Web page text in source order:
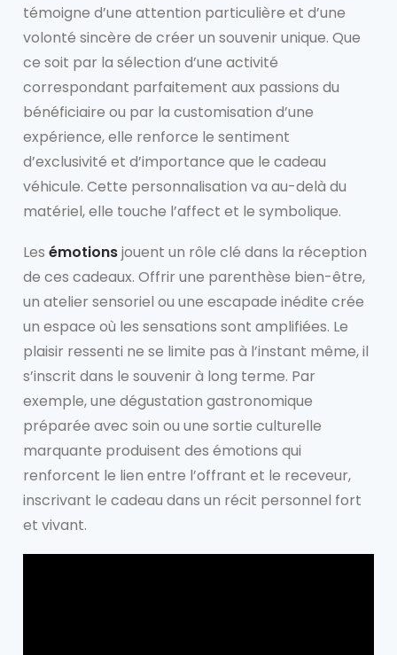
témoigne d’une attention particulière et d’une
volonté sincère de créer un souvenir unique. Que
ce soit par la sélection d’une activité
correspondant parfaitement aux passions du
bénéficiaire ou par la customisation d’une
expérience, elle renforce le sentiment
d’exclusivité et d’importance que le cadeau
véhicule. Cette personnalisation va au-delà du
matériel, elle touche l’affect et le symbolique.
Les émotionsjouent un rôle clé dans la réception
de ces cadeaux. Offrir une parenthèse bien-être,
un atelier sensoriel ou une escapade inédite crée
un espace où les sensations sont amplifiées. Le
plaisir ressenti ne se limite pas à l’instant même, il
s’inscrit dans le souvenir à long terme. Par
exemple, une dégustation gastronomique
préparée avec soin ou une sortie culturelle
marquante produisent des émotions qui
renforcent le lien entre l’offrant et le receveur,
inscrivant le cadeau dans un récit personnel fort
et vivant.